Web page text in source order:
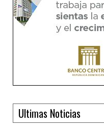
Ultimas Noticias